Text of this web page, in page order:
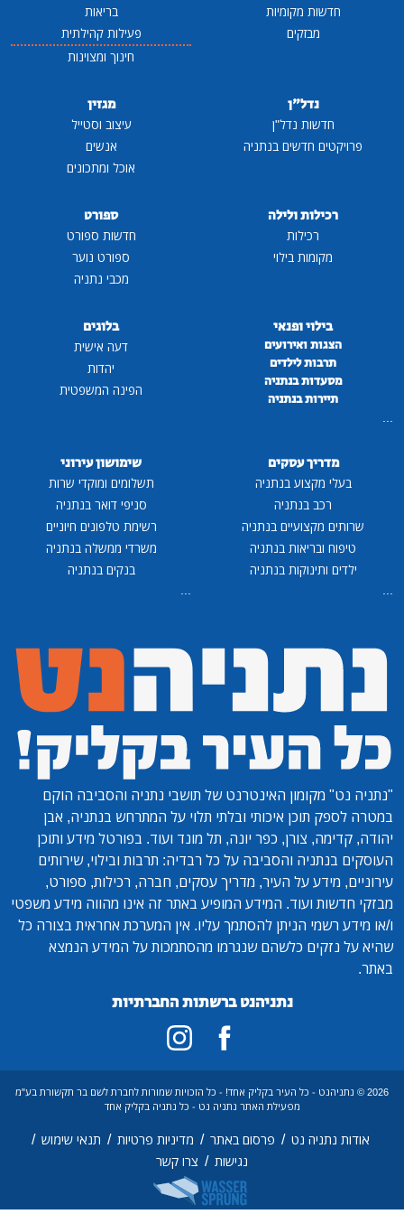
חדשות מקומיות
מבזקים
בריאות
פעילות קהילתית
חינוך ומצוינות
נדל"ן
חדשות נדל"ן
פרויקטים חדשים בנתניה
מגזין
עיצוב וסטייל
אנשים
אוכל ומתכונים
רכילות ולילה
רכילות
מקומות בילוי
ספורט
חדשות ספורט
ספורט נוער
מכבי נתניה
בילוי ופנאי
הצגות ואירועים
תרבות לילדים
מסעדות בנתניה
תיירות בנתניה
...
בלוגים
דעה אישית
יהדות
הפינה המשפטית
מדריך עסקים
בעלי מקצוע בנתניה
רכב בנתניה
שרותים מקצועיים בנתניה
טיפוח ובריאות בנתניה
ילדים ותינוקות בנתניה
...
שימושון עירוני
תשלומים ומוקדי שרות
סניפי דואר בנתניה
רשימת טלפונים חיוניים
משרדי ממשלה בנתניה
בנקים בנתניה
...
"נתניה נט" מקומון האינטרנט של תושבי נתניה והסביבה הוקם
במטרה לספק תוכן איכותי ובלתי תלוי על המתרחש בנתניה, אבן
יהודה, קדימה, צורן, כפר יונה, תל מונד ועוד. בפורטל מידע ותוכן
העוסקים בנתניה והסביבה על כל רבדיה: תרבות ובילוי, שירותים
עירוניים, מידע על העיר, מדריך עסקים, חברה, רכילות, ספורט,
מבזקי חדשות ועוד. המידע המופיע באתר זה אינו מהווה מידע משפטי
ו/או מידע רשמי הניתן להסתמך עליו. אין המערכת אחראית בצורה כל
שהיא על נזקים כלשהם שנגרמו מהסתמכות על המידע הנמצא
באתר.
נתניהנט ברשתות החברתיות
2026 © נתניהנט - כל העיר בקליק אחד! - כל הזכויות שמורות לחברת לשם בר תקשורת בע"מ
מפעילת האתר נתניה נט - כל נתניה בקליק אחד
אודות נתניה נט / פרסום באתר / מדיניות פרטיות / תנאי שימוש /
נגישות / צרו קשר